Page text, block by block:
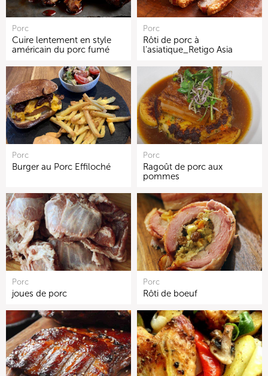
Porc
Cuire lentement en style
américain du porc fumé
Porc
Rôti de porc à
l'asiatique_Retigo Asia
Porc
Burger au Porc Effiloché
Porc
Ragoût de porc aux
pommes
Porc
joues de porc
Porc
Rôti de boeuf